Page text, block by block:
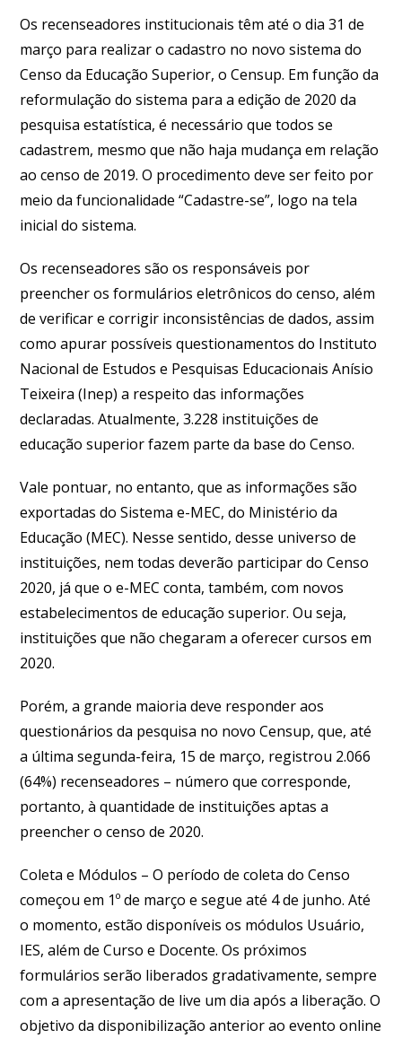
Os recenseadores institucionais têm até o dia 31 de
março para realizar o cadastro no novo sistema do
Censo da Educação Superior, o Censup. Em função da
reformulação do sistema para a edição de 2020 da
pesquisa estatística, é necessário que todos se
cadastrem, mesmo que não haja mudança em relação
ao censo de 2019. O procedimento deve ser feito por
meio da funcionalidade “Cadastre-se”, logo na tela
inicial do sistema.
Os recenseadores são os responsáveis por
preencher os formulários eletrônicos do censo, além
de verificar e corrigir inconsistências de dados, assim
como apurar possíveis questionamentos do Instituto
Nacional de Estudos e Pesquisas Educacionais Anísio
Teixeira (Inep) a respeito das informações
declaradas. Atualmente, 3.228 instituições de
educação superior fazem parte da base do Censo.
Vale pontuar, no entanto, que as informações são
exportadas do Sistema e-MEC, do Ministério da
Educação (MEC). Nesse sentido, desse universo de
instituições, nem todas deverão participar do Censo
2020, já que o e-MEC conta, também, com novos
estabelecimentos de educação superior. Ou seja,
instituições que não chegaram a oferecer cursos em
2020.
Porém, a grande maioria deve responder aos
questionários da pesquisa no novo Censup, que, até
a última segunda-feira, 15 de março, registrou 2.066
(64%) recenseadores – número que corresponde,
portanto, à quantidade de instituições aptas a
preencher o censo de 2020.
Coleta e Módulos –O período de coleta do Censo
começou em 1º de março e segue até 4 de junho. Até
o momento, estão disponíveis os módulos Usuário,
IES, além de Curso e Docente. Os próximos
formulários serão liberados gradativamente, sempre
com a apresentação de live um dia após a liberação. O
objetivo da disponibilização anterior ao evento online